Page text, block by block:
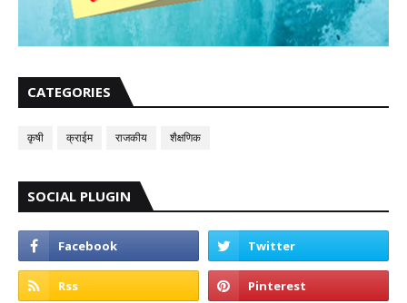
CATEGORIES
कृषी क्राईम राजकीय शैक्षणिक
SOCIAL PLUGIN